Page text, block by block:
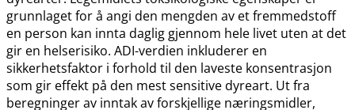
grunnlaget for å angi den mengden av et fremmedstoff
en person kan innta daglig gjennom hele livet uten at det
gir en helserisiko. ADI-verdien inkluderer en
sikkerhetsfaktor i forhold til den laveste konsentrasjon
som gir effekt på den mest sensitive dyreart. Ut fra
beregninger av inntak av forskjellige næringsmidler,